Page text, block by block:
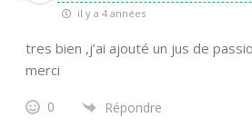
il y a 4 années
tres bien ,j’ai ajouté un jus de
merci
0 Répondre